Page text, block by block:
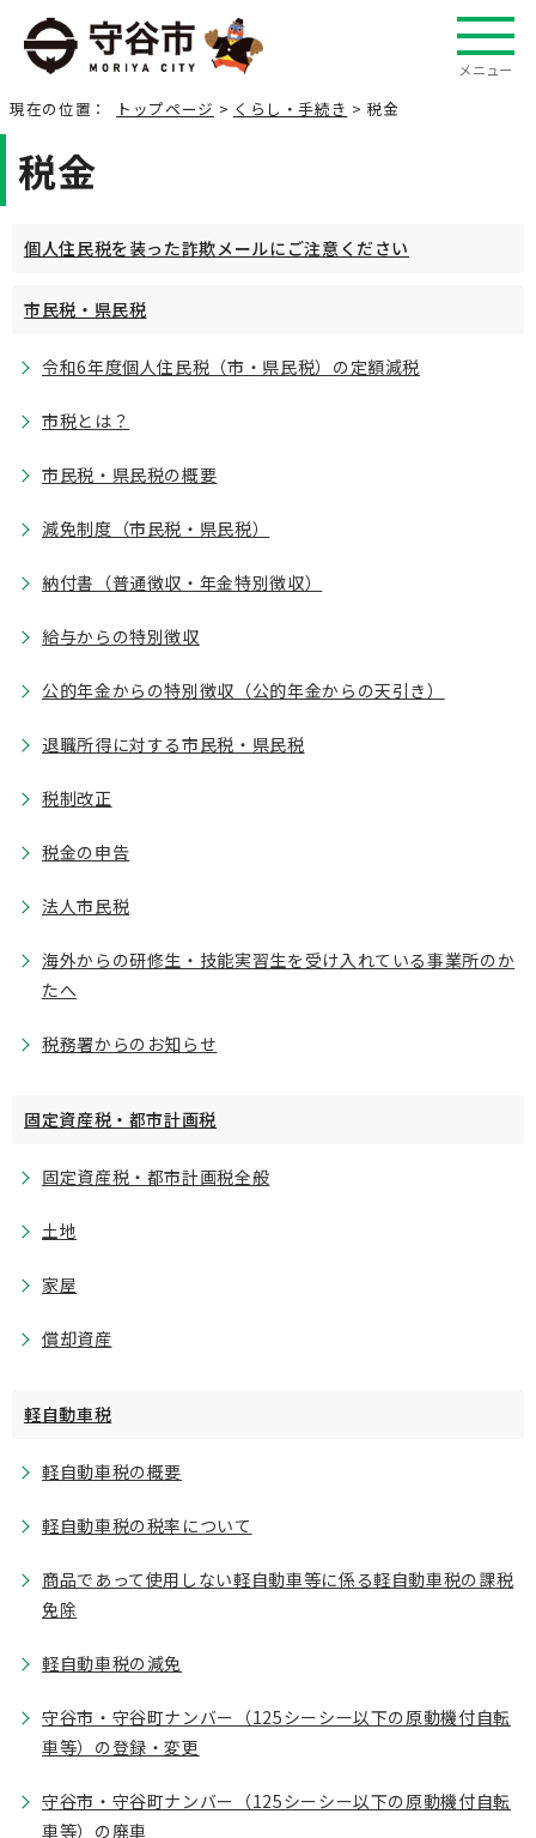
メニュー
現在の位置： トップページ > くらし・手続き > 税金
税金
個人住民税を装った詐欺メールにご注意ください
市民税・県民税
令和6年度個人住民税（市・県民税）の定額減税
市税とは？
市民税・県民税の概要
減免制度（市民税・県民税）
納付書（普通徴収・年金特別徴収）
給与からの特別徴収
公的年金からの特別徴収（公的年金からの天引き）
退職所得に対する市民税・県民税
税制改正
税金の申告
法人市民税
海外からの研修生・技能実習生を受け入れている事業所のか
たへ
税務署からのお知らせ
固定資産税・都市計画税
固定資産税・都市計画税全般
土地
家屋
償却資産
軽自動車税
軽自動車税の概要
軽自動車税の税率について
商品であって使用しない軽自動車等に係る軽自動車税の課税
免除
軽自動車税の減免
守谷市・守谷町ナンバー（125シーシー以下の原動機付自転
車等）の登録・変更
守谷市・守谷町ナンバー（125シーシー以下の原動機付自転
車等）の廃車